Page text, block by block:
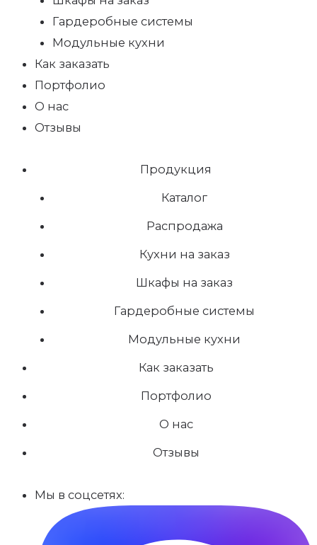
Гардеробные системы
Модульные кухни
Как заказать
Портфолио
О нас
Отзывы
Продукция
Каталог
Распродажа
Кухни на заказ
Шкафы на заказ
Гардеробные системы
Модульные кухни
Как заказать
Портфолио
О нас
Отзывы
Мы в соцсетях: